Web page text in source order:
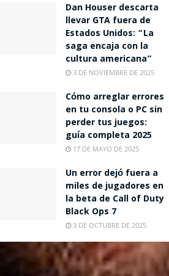
Dan Houser descarta
llevar GTA fuera de
Estados Unidos: “La
saga encaja con la
cultura americana”
3 DE NOVIEMBRE DE 2025
Cómo arreglar errores
en tu consola o PC sin
perder tus juegos:
guía completa 2025
17 DE MAYO DE 2025
Un error dejó fuera a
miles de jugadores en
la beta de Call of Duty
Black Ops 7
3 DE OCTUBRE DE 2025